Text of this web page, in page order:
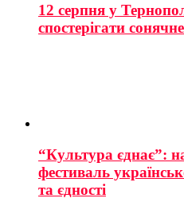
12 серпня у
спостерігати
“Культура єднає”:
фестиваль
та єдності